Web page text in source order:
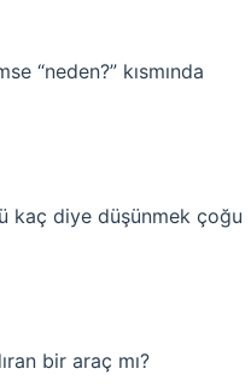
“neden?” kısmında
kaç diye düşünmek çoğu
bir araç mı?